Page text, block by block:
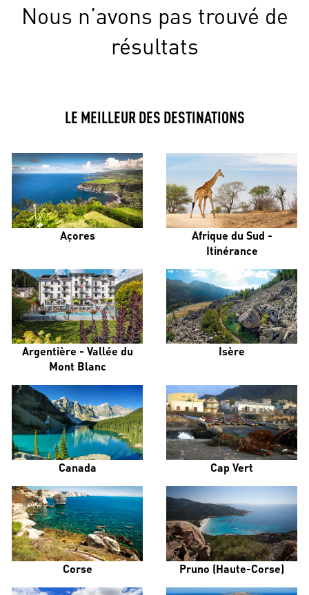
Nous n’avons pas trouvé de
résultats
LE MEILLEUR DES DESTINATIONS
Açores
Afrique du Sud -
Itinérance
Argentière - Vallée du
Mont Blanc
Isère
Canada Cap Vert
Corse Pruno (Haute-Corse)